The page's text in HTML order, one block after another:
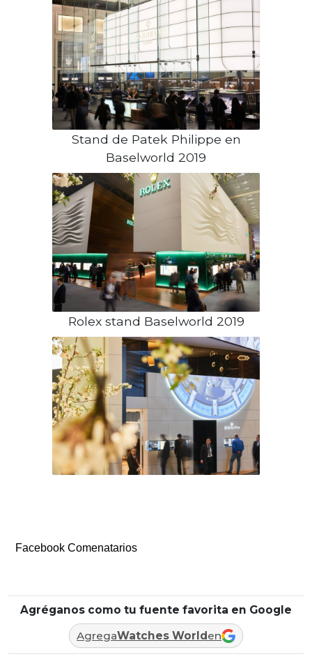
Stand de Patek Philippe en
Baselworld 2019
Rolex stand Baselworld 2019
Facebook Comenatarios
Agréganos como tu fuente favorita en Google
AgregaWatches World en